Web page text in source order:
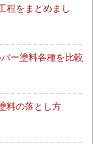
程をまとめまし
ー塗料各種を比較
料の落とし方